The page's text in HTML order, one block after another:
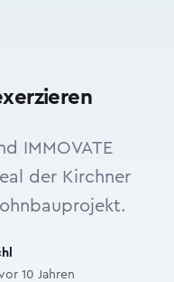
IMMOVATE
der Kirchner
10 Jahren